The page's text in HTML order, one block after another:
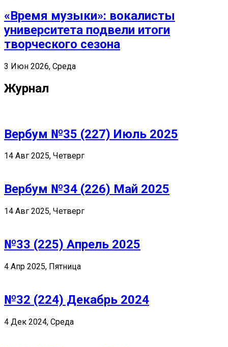
«Время музыки»: вокалисты
университета подвели итоги
творческого сезона
3 Июн 2026, Среда
Журнал
Вербум №35 (227) Июль 2025
14 Авг 2025, Четверг
Вербум №34 (226) Май 2025
14 Авг 2025, Четверг
№33 (225) Апрель 2025
4 Апр 2025, Пятница
№32 (224) Декабрь 2024
4 Дек 2024, Среда